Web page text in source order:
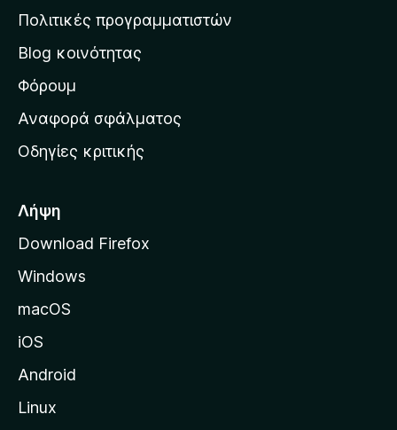
η
α
ρ
χ
κ
σ
λ
ί
τ
η
Πολιτικές προγραμματιστών
Blog κοινότητας
Φόρουμ
Αναφορά σφάλματος
Οδηγίες κριτικής
Λήψη
Download Firefox
Windows
macOS
iOS
Android
Linux